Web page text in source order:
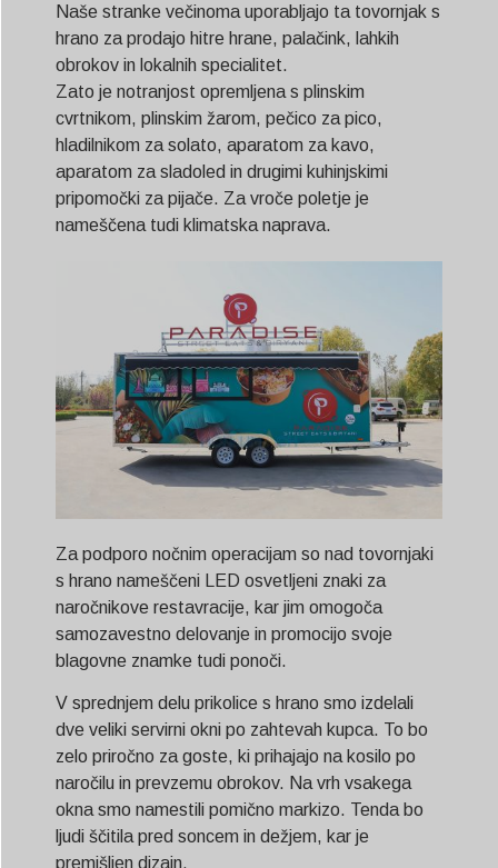
Naše stranke večinoma uporabljajo ta tovornjak s
hrano za prodajo hitre hrane, palačink, lahkih
obrokov in lokalnih specialitet.
Zato je notranjost opremljena s plinskim
cvrtnikom, plinskim žarom, pečico za pico,
hladilnikom za solato, aparatom za kavo,
aparatom za sladoled in drugimi kuhinjskimi
pripomočki za pijače. Za vroče poletje je
nameščena tudi klimatska naprava.
Za podporo nočnim operacijam so nad tovornjaki
s hrano nameščeni LED osvetljeni znaki za
naročnikove restavracije, kar jim omogoča
samozavestno delovanje in promocijo svoje
blagovne znamke tudi ponoči.
V sprednjem delu prikolice s hrano smo izdelali
dve veliki servirni okni po zahtevah kupca. To bo
zelo priročno za goste, ki prihajajo na kosilo po
naročilu in prevzemu obrokov. Na vrh vsakega
okna smo namestili pomično markizo. Tenda bo
ljudi ščitila pred soncem in dežjem, kar je
premišljen dizajn.